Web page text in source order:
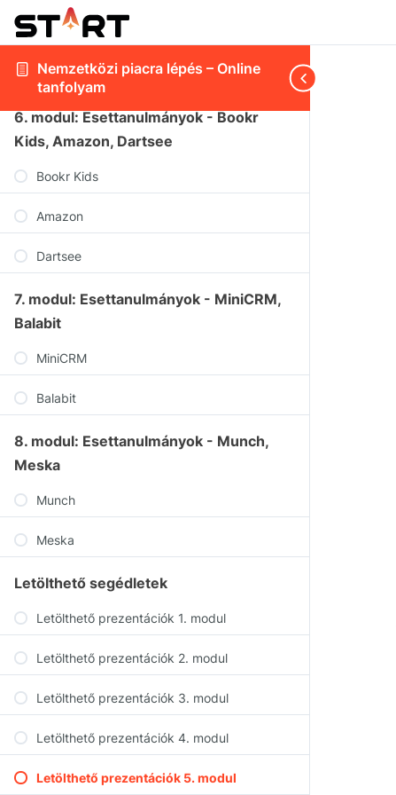
Nemzetközi piacra lépés – Online
tanfolyam
Sales emailek perszonalizálása, follow up
Összefoglalás, Q&A
6. modul: Esettanulmányok - Bookr
Kids, Amazon, Dartsee
Bookr Kids
Amazon
Dartsee
7. modul: Esettanulmányok - MiniCRM,
Balabit
MiniCRM
Balabit
8. modul: Esettanulmányok - Munch,
Meska
Munch
Meska
Letölthető segédletek
Letölthető prezentációk 1. modul
Letölthető prezentációk 2. modul
Letölthető prezentációk 3. modul
Letölthető prezentációk 4. modul
Letölthető prezentációk 5. modul